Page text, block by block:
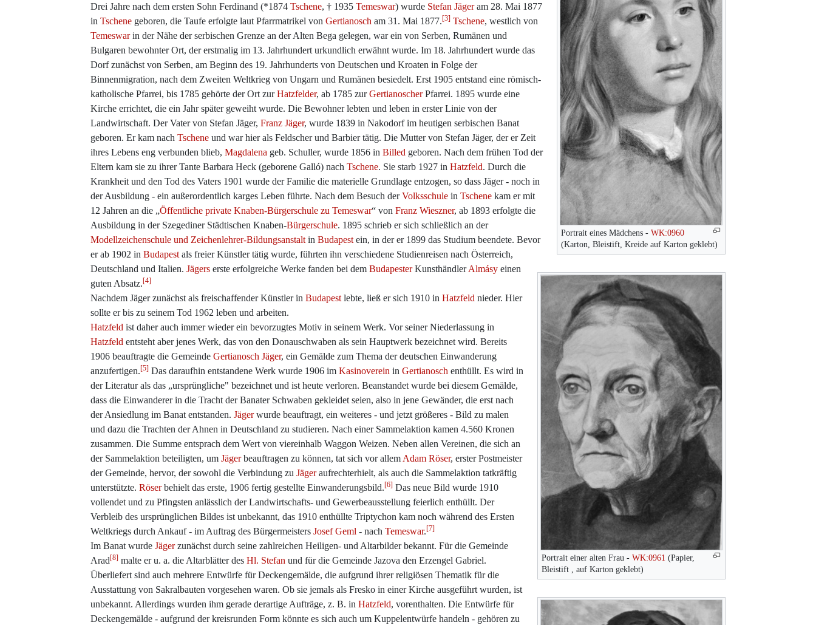
Portrait eines Mädchens - WK:0960
(Karton, Bleistift, Kreide auf Karton geklebt)
Portrait einer alten Frau - WK:0961 (Papier,
Bleistift , auf Karton geklebt)
Drei Jahre nach dem ersten Sohn Ferdinand (*1874 Tschene, † 1935 Temeswar) wurde Stefan Jägeram 28. Mai 1877
in Tschene geboren, die Taufe erfolgte laut Pfarrmatrikel von Gertianosch am 31. Mai 1877.[3] Tschene, westlich von
Temeswarin der Nähe der serbischen Grenze an der Alten Bega gelegen, war ein von Serben, Rumänen und
Bulgaren bewohnter Ort, der erstmalig im 13. Jahrhundert urkundlich erwähnt wurde. Im 18. Jahrhundert wurde das
Dorf zunächst von Serben, am Beginn des 19. Jahrhunderts von Deutschen und Kroaten in Folge der
Binnenmigration, nach dem Zweiten Weltkrieg von Ungarn und Rumänen besiedelt. Erst 1905 entstand eine römisch-
katholische Pfarrei, bis 1785 gehörte der Ort zurHatzfelder, ab 1785 zurGertianoscherPfarrei. 1895 wurde eine
Kirche errichtet, die ein Jahr später geweiht wurde. Die Bewohner lebten und leben in erster Linie von der
Landwirtschaft. Der Vater von Stefan Jäger, Franz Jäger, wurde 1839 in Nakodorf im heutigen serbischen Banat
geboren. Er kam nach Tschene und war hier als Feldscher und Barbier tätig. Die Mutter von Stefan Jäger, der er Zeit
ihres Lebens eng verbunden blieb, Magdalena geb. Schuller, wurde 1856 in Billed geboren. Nach dem frühen Tod der
Eltern kam sie zu ihrer Tante Barbara Heck (geborene Galló) nach Tschene. Sie starb 1927 in Hatzfeld. Durch die
Krankheit und den Tod des Vaters 1901 wurde der Familie die materielle Grundlage entzogen, so dass Jäger - noch in
der Ausbildung - ein außerordentlich karges Leben führte. Nach dem Besuch derVolksschule in Tschene kam er mit
12 Jahren an die „Öffentliche private Knaben-Bürgerschule zu Temeswar“ von Franz Wieszner, ab 1893 erfolgte die
Ausbildung in der Szegediner Städtischen Knaben-Bürgerschule. 1895 schrieb er sich schließlich an der
Modellzeichenschule und Zeichenlehrer-Bildungsanstalt in Budapest ein, in der er 1899 das Studium beendete. Bevor
er ab 1902 in Budapest als freier Künstler tätig wurde, führten ihn verschiedene Studienreisen nach Österreich,
Deutschland und Italien. Jägers erste erfolgreiche Werke fanden bei dem BudapesterKunsthändlerAlmásy einen
guten Absatz.[4]
Nachdem Jäger zunächst als freischaffender Künstler in Budapest lebte, ließ er sich 1910 in Hatzfeld nieder. Hier
sollte er bis zu seinem Tod 1962 leben und arbeiten.
Hatzfeld ist daher auch immer wieder ein bevorzugtes Motiv in seinem Werk. Vor seiner Niederlassung in
Hatzfeld entsteht aber jenes Werk, das von den Donauschwaben als sein Hauptwerk bezeichnet wird. Bereits
1906 beauftragte die Gemeinde Gertianosch Jäger, ein Gemälde zum Thema der deutschen Einwanderung
anzufertigen.[5] Das daraufhin entstandene Werk wurde 1906 im Kasinoverein in Gertianosch enthüllt. Es wird in
der Literatur als das „ursprüngliche" bezeichnet und ist heute verloren. Beanstandet wurde bei diesem Gemälde,
dass die Einwanderer in die Tracht der Banater Schwaben gekleidet seien, also in jene Gewänder, die erst nach
der Ansiedlung im Banat entstanden. Jägerwurde beauftragt, ein weiteres - und jetzt größeres - Bild zu malen
und dazu die Trachten der Ahnen in Deutschland zu studieren. Nach einer Sammelaktion kamen 4.560 Kronen
zusammen. Die Summe entsprach dem Wert von viereinhalb Waggon Weizen. Neben allen Vereinen, die sich an
der Sammelaktion beteiligten, um Jägerbeauftragen zu können, tat sich vor allem Adam Röser, erster Postmeister
der Gemeinde, hervor, der sowohl die Verbindung zu Jägeraufrechterhielt, als auch die Sammelaktion tatkräftig
unterstützte. Röserbehielt das erste, 1906 fertig gestellte Einwanderungsbild.[6] Das neue Bild wurde 1910
vollendet und zu Pfingsten anlässlich der Landwirtschafts- und Gewerbeausstellung feierlich enthüllt. Der
Verbleib des ursprünglichen Bildes ist unbekannt, das 1910 enthüllte Triptychon kam noch während des Ersten
Weltkriegs durch Ankauf - im Auftrag des Bürgermeisters Josef Geml - nach Temeswar.[7]
Im Banat wurde Jägerzunächst durch seine zahlreichen Heiligen- und Altarbilder bekannt. Für die Gemeinde
Arad[8] malte er u. a. die Altarblätter des Hl. Stefan und für die Gemeinde Jazova den Erzengel Gabriel.
Überliefert sind auch mehrere Entwürfe für Deckengemälde, die aufgrund ihrer religiösen Thematik für die
Ausstattung von Sakralbauten vorgesehen waren. Ob sie jemals als Fresko in einer Kirche ausgeführt wurden, ist
unbekannt. Allerdings wurden ihm gerade derartige Aufträge, z. B. in Hatzfeld, vorenthalten. Die Entwürfe für
Deckengemälde - aufgrund der kreisrunden Form könnte es sich auch um Kuppelentwürfe handeln - gehören zu